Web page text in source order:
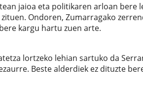
jaioa eta politikaren arloan bere
Ondoren, Zumarragako
kargu hartu zuen arte.
lortzeko lehian sartuko da
Beste alderdiek ez dituzte